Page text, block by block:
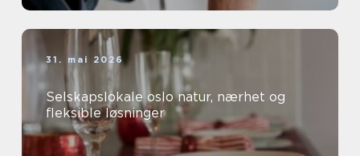
31. mai 2026
Selskapslokale oslo natur, nærhet og
fleksible løsninger